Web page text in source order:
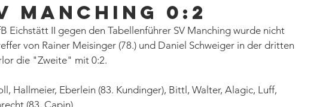
Manching 0:2
Eichstätt II gegen den Tabellenführer SV Manching wurde nicht
von Rainer Meisinger (78.) und Daniel Schweiger in der dritten
die "Zweite" mit 0:2.
Hallmeier, Eberlein (83. Kundinger), Bittl, Walter, Alagic, Luff,
(83. Capin)